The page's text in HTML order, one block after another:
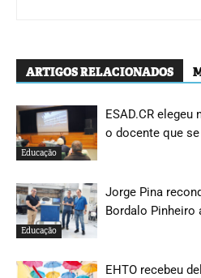
ARTIGOS RELACIONADOS
Educação
ESAD.CR
o docente que
Educação
Jorge Pina
Bordalo Pinheiro
EHTO recebeu